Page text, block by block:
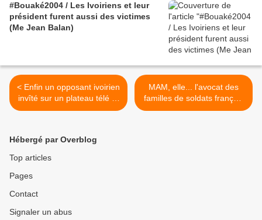
#Bouaké2004 / Les Ivoiriens et leur
président furent aussi des victimes
(Me Jean Balan)
< Enfin un opposant ivoirien
invîté sur un plateau télé ! -
mis en ligne le 4/12/2012
MAM, elle... l'avocat des
familles de soldats français
tués à Bouaké en 2004 -
Hébergé par Overblog
Top articles
Pages
Contact
Signaler un abus